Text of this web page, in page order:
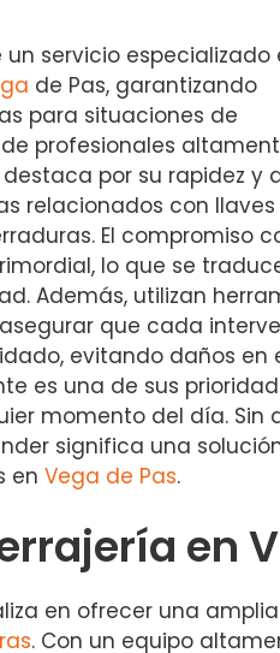
un servicio especializado
de Pas, garantizando
para situaciones de
profesionales
por su rapidez y
relacionados con llaves
El compromiso
lo que se
Además, utilizan
que cada
evitando daños en
es una de sus
momento del día. Sin
significa una
en Vega de Pas.
en
en ofrecer una
. Con un equipo